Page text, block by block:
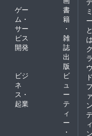
ゲー
ム・
サー
ビス
開発
書
籍
・
雑
誌
出
版
ビジ
ネ
ス・
起業
ビ
ュ
ー
テ
ィ
ー
・
ミ
ー
と
は
ク
ラ
ウ
ド
フ
ァ
ン
ィ
ン